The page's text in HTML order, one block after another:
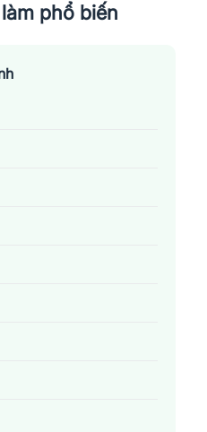
không bị gián đoạn.
tử tại Cà Mau
phổ biến